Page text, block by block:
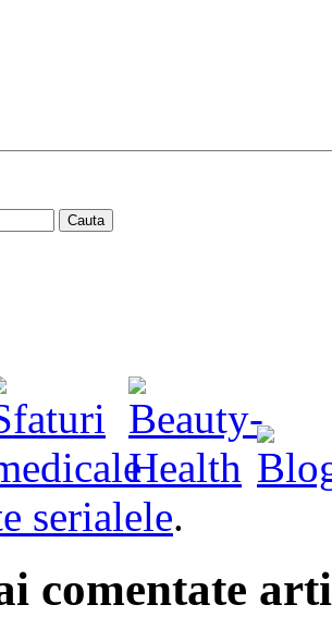
Cauta
serialele.
comentate